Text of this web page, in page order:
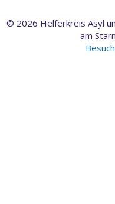
© 2026 Helferkreis Asyl
am